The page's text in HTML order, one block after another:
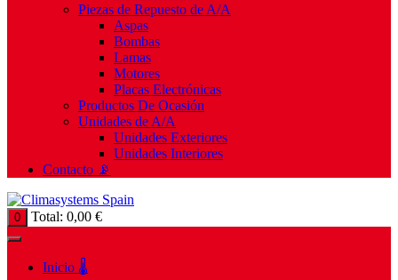
Piezas de Repuesto de A/A
Aspas
Bombas
Lamas
Motores
Placas Electrónicas
Productos De Ocasión
Unidades de A/A
Unidades Exteriores
Unidades Interiores
Contacto 📡
0 Total: 0,00 €
Inicio 🌡️